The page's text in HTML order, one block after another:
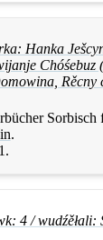
Hanka
Rěcny
Sorbisch
.
1.
4 /